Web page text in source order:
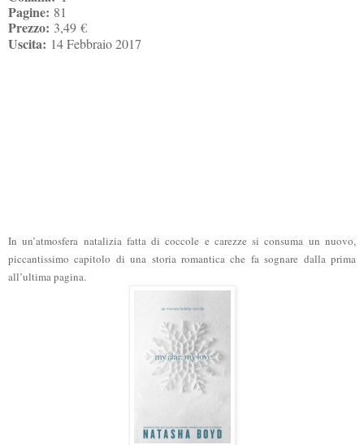
Pagine: 81
Prezzo: 3,49 €
Uscita: 14 Febbraio 2017
In un’atmosfera natalizia fatta di coccole e carezze si consuma un nuovo,
piccantissimo capitolo di una storia romantica che fa sognare dalla prima
all’ultima pagina.